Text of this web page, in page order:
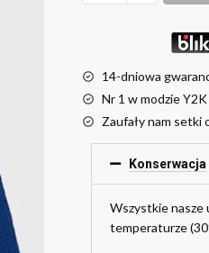
14-dniowa
Nr 1 w modzie
Zaufały nam setki
Konserwacja
Wszystkie nasze
temperaturze